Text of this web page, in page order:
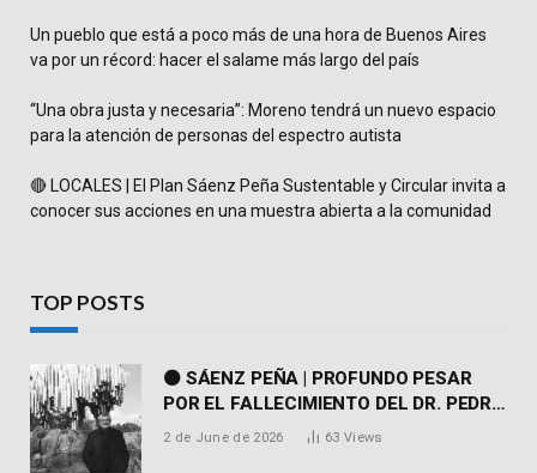
Un pueblo que está a poco más de una hora de Buenos Aires
va por un récord: hacer el salame más largo del país
“Una obra justa y necesaria”: Moreno tendrá un nuevo espacio
para la atención de personas del espectro autista
🔴 LOCALES | El Plan Sáenz Peña Sustentable y Circular invita a
conocer sus acciones en una muestra abierta a la comunidad
TOP POSTS
⚫ SÁENZ PEÑA | PROFUNDO PESAR
POR EL FALLECIMIENTO DEL DR. PEDRO
MARTORELL
2 de June de 2026 63 Views